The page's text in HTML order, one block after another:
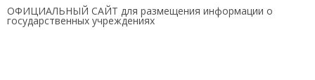
ОФИЦИАЛЬНЫЙ САЙТ для размещения информации о
государственных учреждениях